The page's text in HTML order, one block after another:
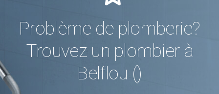
Problème de plomberie?
Trouvez un plombier à
Belflou ()